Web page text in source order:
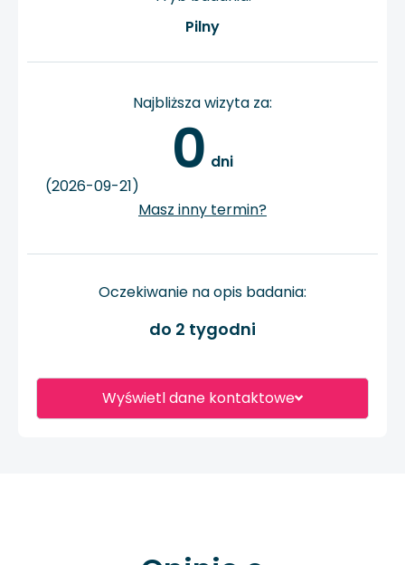
Wyświetl dane kontaktowe
Pilny
Najbliższa wizyta za:
0 dni
(2026-09-21)
Masz inny termin?
Oczekiwanie na opis badania:
do 2 tygodni